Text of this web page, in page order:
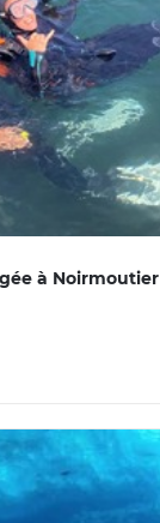
à Noirmoutier